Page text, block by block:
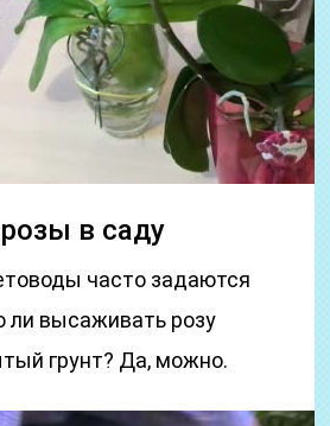
в саду
часто задаются
ли высаживать розу
грунт? Да, можно.